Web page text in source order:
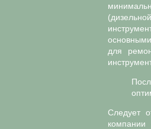
для
Следует
компании